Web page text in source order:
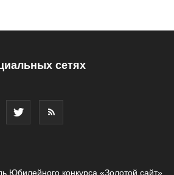
сетях
Юбилейного конкурса «Золотой сайт»